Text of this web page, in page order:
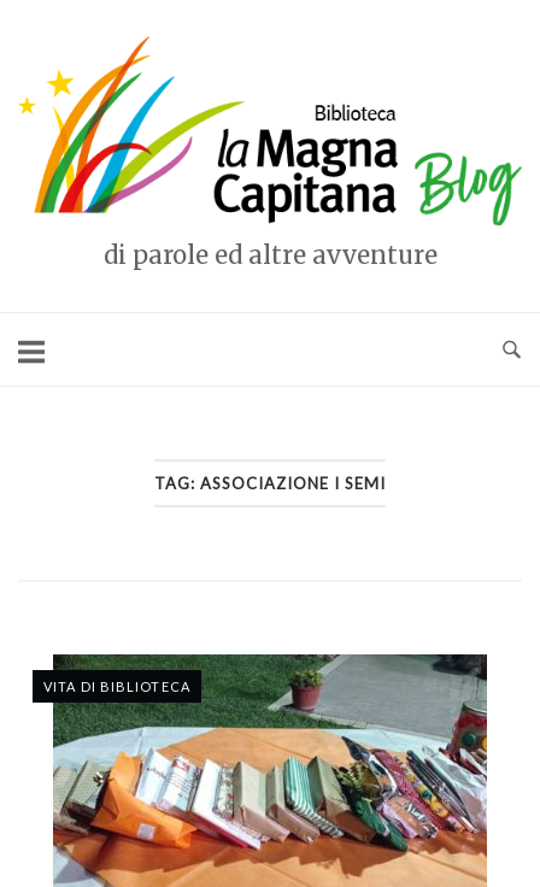
contenuto
di parole ed altre avventure
TAG: ASSOCIAZIONE I SEMI
VITA DI BIBLIOTECA